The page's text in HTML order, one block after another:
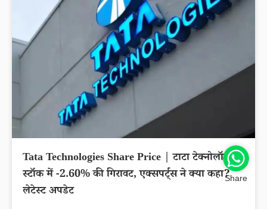
Tata Technologies Share Price | टाटा टेक्नोलॉजीज
स्टॉक में -2.60% की गिरावट, एक्सपर्ट्स ने क्या कहा?
लेटेस्ट अपडेट
Share